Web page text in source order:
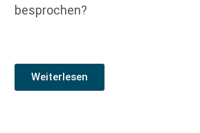
besprochen?
Weiterlesen